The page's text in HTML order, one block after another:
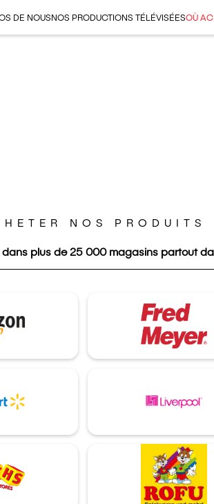
DE NOUSNOS PRODUCTIONS TÉLÉVISÉESOÙ
NOS PRODUITS
dans plus de 25 000 magasins partout